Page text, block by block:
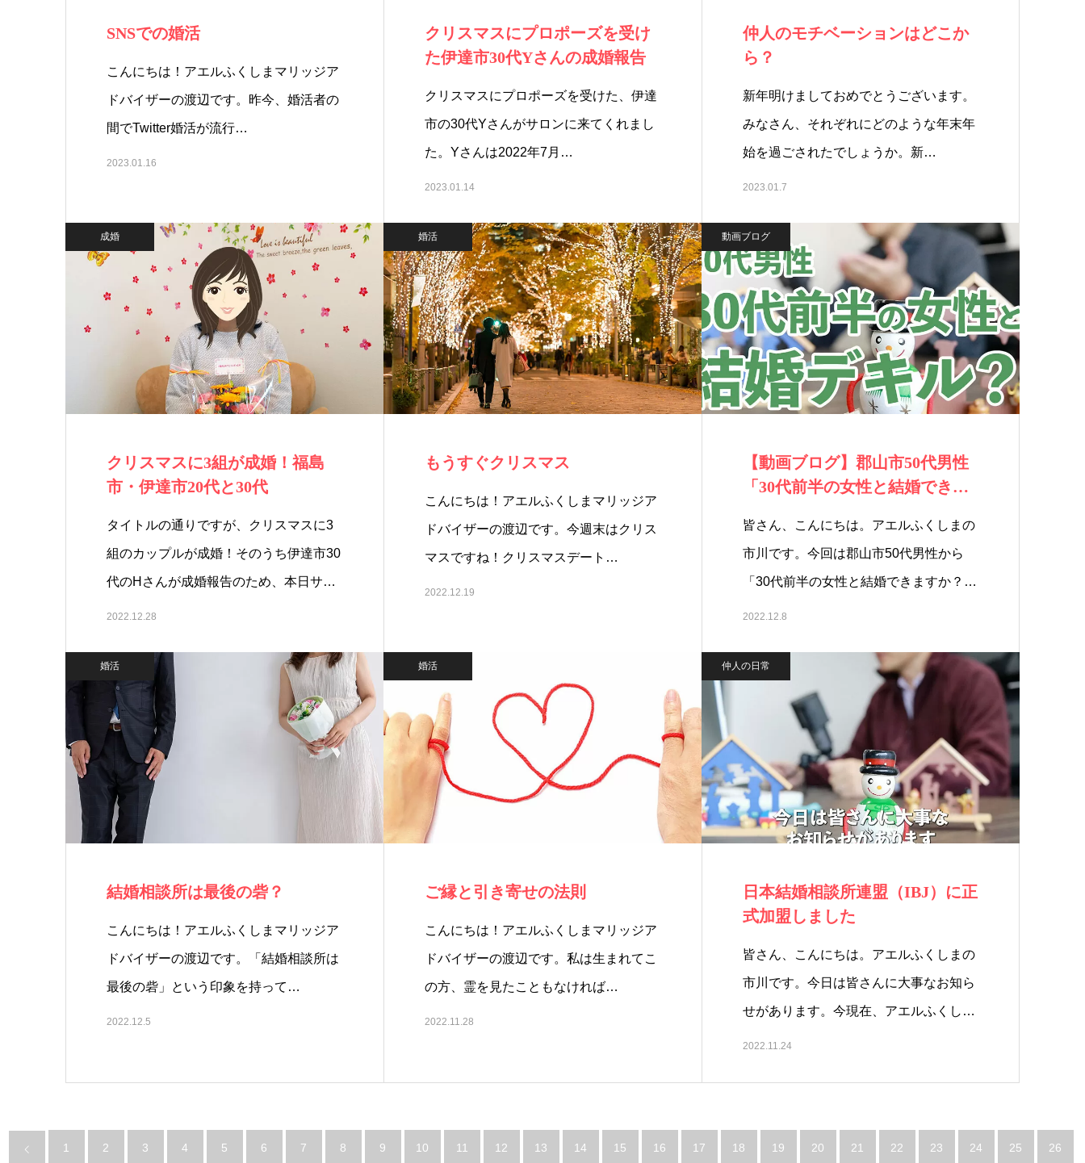
SNSでの婚活
こんにちは！アエルふくしまマリッジア
ドバイザーの渡辺です。昨今、婚活者の
間でTwitter婚活が流行…
2023.01.16
クリスマスにプロポーズを受け
た伊達市30代Yさんの成婚報告
クリスマスにプロポーズを受けた、伊達
市の30代Yさんがサロンに来てくれまし
た。Yさんは2022年7月…
2023.01.14
仲人のモチベーションはどこか
ら？
新年明けましておめでとうございます。
みなさん、それぞれにどのような年末年
始を過ごされたでしょうか。新…
2023.01.7
成婚
クリスマスに3組が成婚！福島
市・伊達市20代と30代
タイトルの通りですが、クリスマスに3
組のカップルが成婚！そのうち伊達市30
代のHさんが成婚報告のため、本日サ…
2022.12.28
婚活
もうすぐクリスマス
こんにちは！アエルふくしまマリッジア
ドバイザーの渡辺です。今週末はクリス
マスですね！クリスマスデート…
2022.12.19
動画ブログ
【動画ブログ】郡山市50代男性
「30代前半の女性と結婚できま
皆さん、こんにちは。アエルふくしまの
市川です。今回は郡山市50代男性から
「30代前半の女性と結婚できますか？…
2022.12.8
婚活
結婚相談所は最後の砦？
こんにちは！アエルふくしまマリッジア
ドバイザーの渡辺です。「結婚相談所は
最後の砦」という印象を持って…
2022.12.5
婚活
ご縁と引き寄せの法則
こんにちは！アエルふくしまマリッジア
ドバイザーの渡辺です。私は生まれてこ
の方、霊を見たこともなければ…
2022.11.28
仲人の日常
日本結婚相談所連盟（IBJ）に正
式加盟しました
皆さん、こんにちは。アエルふくしまの
市川です。今日は皆さんに大事なお知ら
せがあります。今現在、アエルふくし
ま…
2022.11.24
1 2 3 4 5 6 7 8 9 10 11 12 13 14 15 16 17 18 19 20 21 22 23 24 25 26